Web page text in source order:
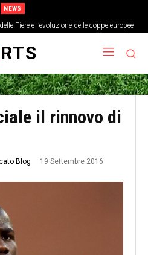
NEWS
Fiere e l’evoluzione delle coppe europee
RTS
il rinnovo di
Blog 19 Settembre 2016